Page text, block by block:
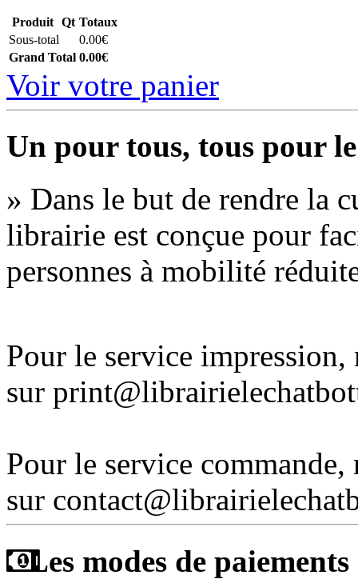
Produit Qt Totaux
Sous-total
0.00€
Grand Total 0.00€
Voir votre panier
Un pour tous, tous pour
» Dans le but de rendre la
librairie est conçue pour
personnes à mobilité
Pour le service
sur
Pour le service
sur
Les modes de